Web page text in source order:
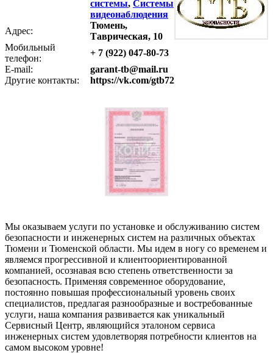
системы, Системы
видеонаблюдения
Адрес:
Тюмень,
Таврическая, 10
Мобильный
телефон:
+ 7 (922) 047-80-73
E-mail:
garant-tb@mail.ru
Другие контакты:
https://vk.com/gtb72
Мы оказываем услуги по установке и обслуживанию систем
безопасности и инженерных систем на различных объектах
Тюмени и Тюменской области. Мы идем в ногу со временем и
являемся прогрессивной и клиентоориентированной
компанией, осознавая всю степень ответственности за
безопасность. Применяя современное оборудование,
постоянно повышая профессиональный уровень своих
специалистов, предлагая разнообразные и востребованные
услуги, наша компания развивается как уникальный
Сервисный Центр, являющийся эталоном сервиса
инженерных систем удовлетворяя потребности клиентов на
самом высоком уровне!